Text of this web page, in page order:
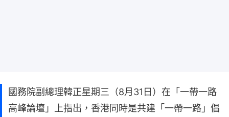
國務院副總理韓正星期三（8月31日）在「一帶一路
高峰論壇」上指出，香港同時是共建「一帶一路」倡